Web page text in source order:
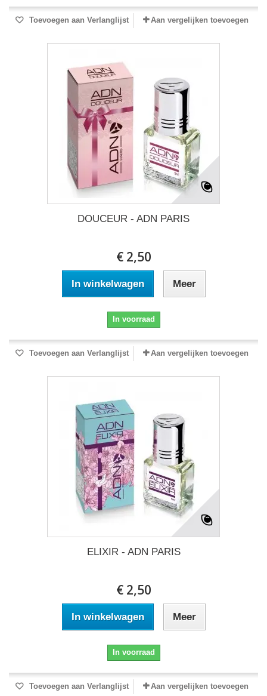
Toevoegen aan Verlanglijst Aan vergelijken toevoegen
DOUCEUR - ADN PARIS
€ 2,50
In winkelwagen Meer
In voorraad
Toevoegen aan Verlanglijst Aan vergelijken toevoegen
ELIXIR - ADN PARIS
€ 2,50
In winkelwagen Meer
In voorraad
Toevoegen aan Verlanglijst Aan vergelijken toevoegen